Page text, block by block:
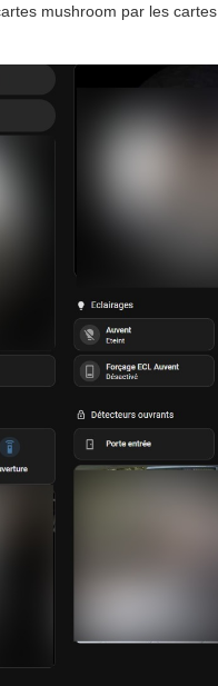
mushroom par les